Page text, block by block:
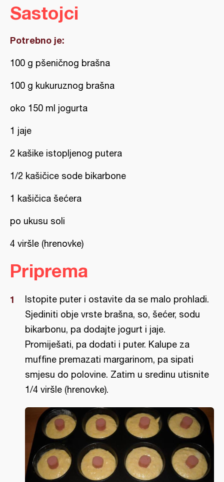
Sastojci
Potrebno je:
100 g pšeničnog brašna
100 g kukuruznog brašna
oko 150 ml jogurta
1 jaje
2 kašike istopljenog putera
1/2 kašičice sode bikarbone
1 kašičica šećera
po ukusu soli
4 viršle (hrenovke)
Priprema
Istopite puter i ostavite da se malo prohladi.
Sjediniti obje vrste brašna, so, šećer, sodu
bikarbonu, pa dodajte jogurt i jaje.
Promiješati, pa dodati i puter. Kalupe za
muffine premazati margarinom, pa sipati
smjesu do polovine. Zatim u sredinu utisnite
1/4 viršle (hrenovke).